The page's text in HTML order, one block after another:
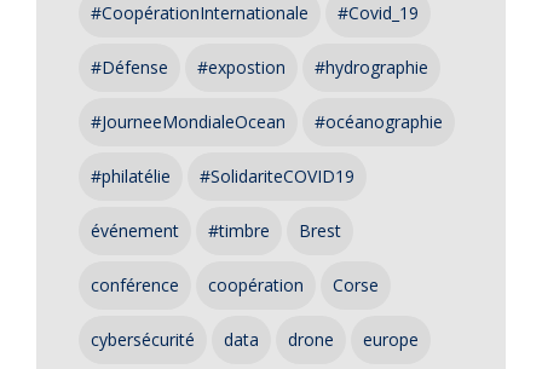
#CoopérationInternationale #Covid_19
#Défense #expostion #hydrographie
#JourneeMondialeOcean #océanographie
#philatélie #SolidariteCOVID19
événement #timbre Brest
conférence coopération Corse
cybersécurité data drone europe